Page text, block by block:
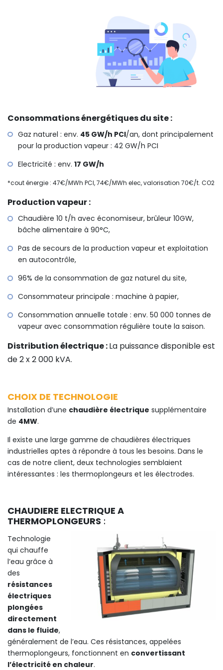
Consommations énergétiques du site :
Gaz naturel : env. 45 GW/h PCI/an, dont principalement
pour la production vapeur : 42 GW/h PCI
Electricité : env. 17 GW/h
*cout énergie : 47€/MWh PCI, 74€/MWh elec, valorisation 70€/t. CO2
Production vapeur :
Chaudière 10 t/h avec économiseur, brûleur 10GW,
bâche alimentaire à 90°C,
Pas de secours de la production vapeur et exploitation
en autocontrôle,
96% de la consommation de gaz naturel du site,
Consommateur principale : machine à papier,
Consommation annuelle totale : env. 50 000 tonnes de
vapeur avec consommation régulière toute la saison.
Distribution électrique :La puissance disponible est
de 2 x 2 000 kVA.
CHOIX DE TECHNOLOGIE
Installation d’une chaudière électrique supplémentaire
de 4MW.
Il existe une large gamme de chaudières électriques
industrielles aptes à répondre à tous les besoins. Dans le
cas de notre client, deux technologies semblaient
intéressantes : les thermoplongeurs et les électrodes.
CHAUDIERE ELECTRIQUE A
THERMOPLONGEURS :
Technologie
qui chauffe
l’eau grâce à
des
résistances
électriques
plongées
directement
dans le fluide,
généralement de l’eau. Ces résistances, appelées
thermoplongeurs, fonctionnent en convertissant
l’électricité en chaleur.